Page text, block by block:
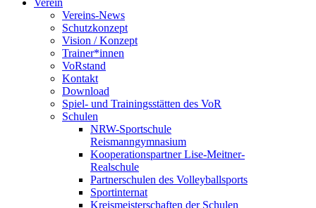
Verein
Vereins-News
Schutzkonzept
Vision / Konzept
Trainer*innen
VoRstand
Kontakt
Download
Spiel- und Trainingsstätten des VoR
Schulen
NRW-Sportschule
Reismanngymnasium
Kooperationspartner Lise-Meitner-
Realschule
Partnerschulen des Volleyballsports
Sportinternat
Kreismeisterschaften der Schulen